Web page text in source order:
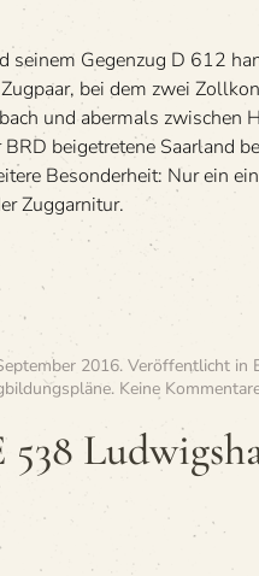
seinem Gegenzug D 612
bei dem zwei
und abermals zwischen
BRD beigetretene Saarland
Besonderheit: Nur ein
Zuggarnitur.
2016. Veröffentlicht in
. Keine
538